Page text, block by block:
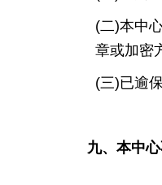
(二)本中
章或加密
(三)已逾
九、本中